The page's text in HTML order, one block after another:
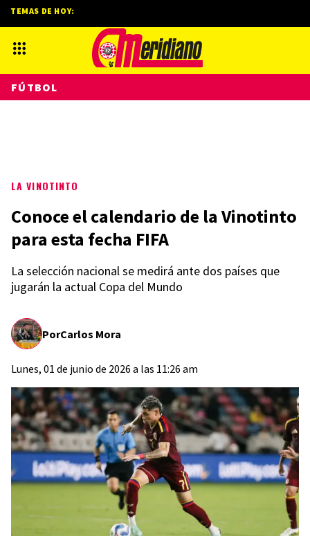
LA VINOTINTO
Conoce el calendario de la Vinotinto
para esta fecha FIFA
La selección nacional se medirá ante dos países que
jugarán la actual Copa del Mundo
PorCarlos Mora
Lunes, 01 de junio de 2026 a las 11:26 am
TEMAS DE HOY:
FÚTBOL